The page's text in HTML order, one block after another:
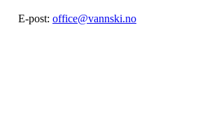
E-post: office@vannski.no